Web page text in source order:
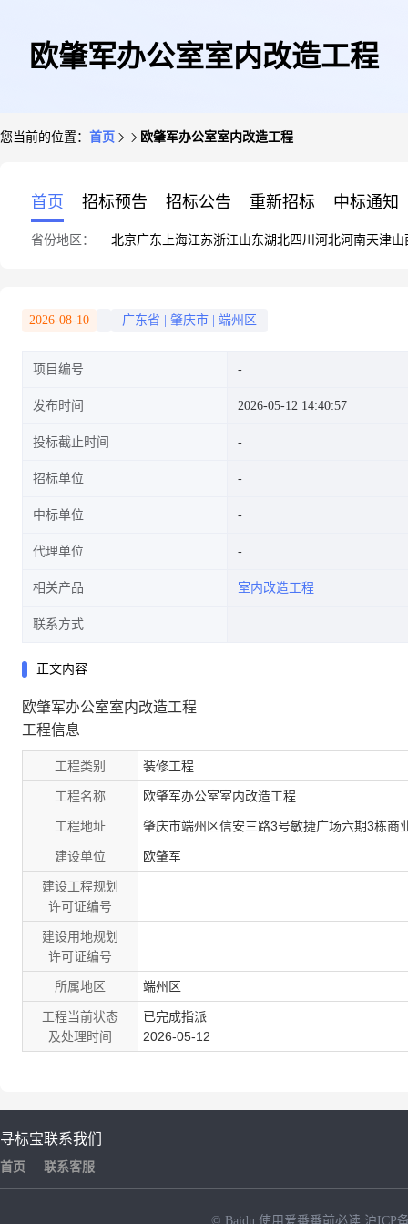
欧肇军办公室室内改造工程
您当前的位置： 首页 欧肇军办公室室内改造工程
首页 招标预告 招标公告 重新招标 中标通知
省份地区： 北京广东 上海江苏浙江山东湖北四川 河北河南天津山
2026-08-10 广东省 肇庆市 端州区
项目编号
发布时间 2026-05-12 14:40:57
投标截止时间
招标单位
中标单位
代理单位
相关产品 室内改造工程
联系方式
正文内容
欧肇军办公室室内改造工程
工程信息
工程类别 装修工程
工程名称 欧肇军办公室室内改造工程
工程地址 肇庆市端州区信安三路3号敏捷广场六期3栋
建设单位 欧肇军
建设工程规划
许可证编号
建设用地规划
许可证编号
所属地区 端州区
工程当前状态
及处理时间
已完成指派
2026-05-12
寻标宝
首页
联系我们
联系客服
© Baidu 使用爱番番前必读 沪ICP